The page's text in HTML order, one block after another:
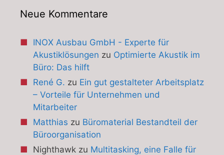
Neue Kommentare
INOX Ausbau GmbH - Experte für
Akustiklösungen zu Optimierte Akustik im
Büro: Das hilft
René G. zu Ein gut gestalteter Arbeitsplatz
– Vorteile für Unternehmen und
Mitarbeiter
Matthias zu Büromaterial Bestandteil der
Büroorganisation
Nighthawkzu Multitasking, eine Falle für